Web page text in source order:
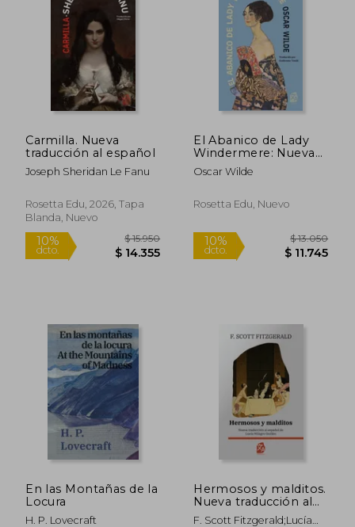
Carmilla. Nueva
traducción al español
Joseph Sheridan Le Fanu
Rosetta Edu, 2026, Tapa
Blanda, Nuevo
El Abanico de Lady
Windermere: Nueva
Traducción al Español
Oscar Wilde
Rosetta Edu, Nuevo
En las Montañas de la
Locura
H. P. Lovecraft
Hermosos y malditos.
Nueva traducción al
español
F. Scott Fitzgerald;Lucía